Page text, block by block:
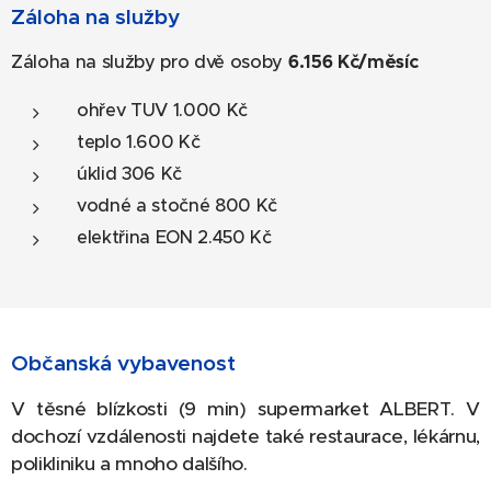
Záloha na služby
Záloha na služby pro dvě osoby 6.156 Kč/měsíc
ohřev TUV 1.000 Kč
teplo 1.600 Kč
úklid 306 Kč
vodné a stočné 800 Kč
elektřina EON 2.450 Kč
Občanská vybavenost
V těsné blízkosti (9 min) supermarket ALBERT. V
dochozí vzdálenosti najdete také restaurace, lékárnu,
polikliniku a mnoho dalšího.